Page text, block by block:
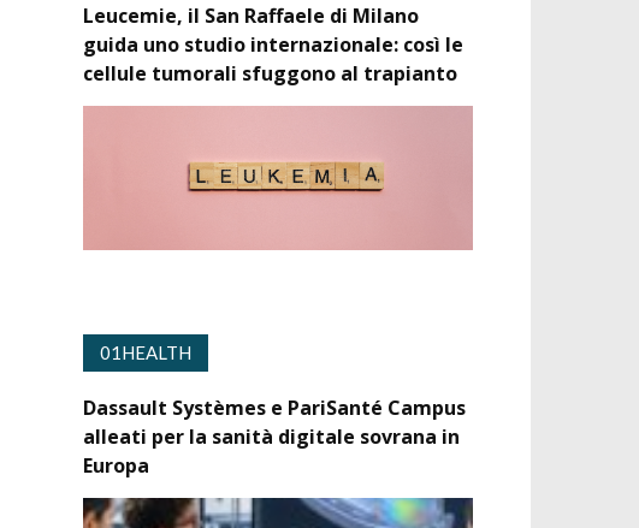
Leucemie, il San Raffaele di Milano
guida uno studio internazionale: così le
cellule tumorali sfuggono al trapianto
01HEALTH
Dassault Systèmes e PariSanté Campus
alleati per la sanità digitale sovrana in
Europa